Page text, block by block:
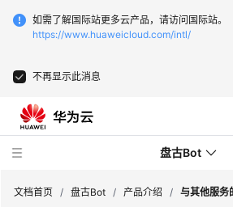
如需了解国际站更多云产品，请访问国际站。
https://www.huaweicloud.com/intl/
不再显示此消息
盘古Bot
文档首页 / 盘古Bot / 产品介绍 / 与其他服务